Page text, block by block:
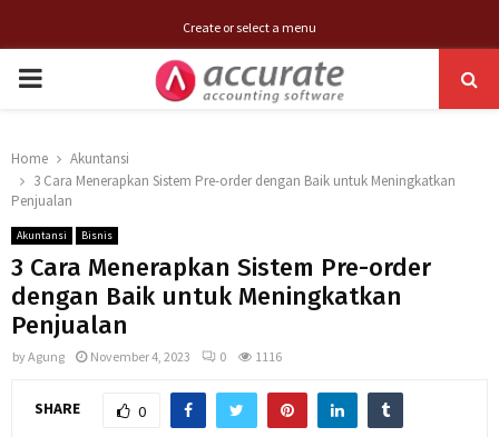
Create or select a menu
PRIMARY
Home
Akuntansi
3 Cara Menerapkan Sistem Pre-order dengan Baik untuk Meningkatkan
Penjualan
Akuntansi Bisnis
3 Cara Menerapkan Sistem Pre-order
dengan Baik untuk Meningkatkan
Penjualan
byAgung November 4, 2023 0 1116
SHARE 0